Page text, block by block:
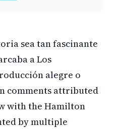
sea tan fascinante
a Los
alegre o
comments attributed
with the Hamilton
by multiple